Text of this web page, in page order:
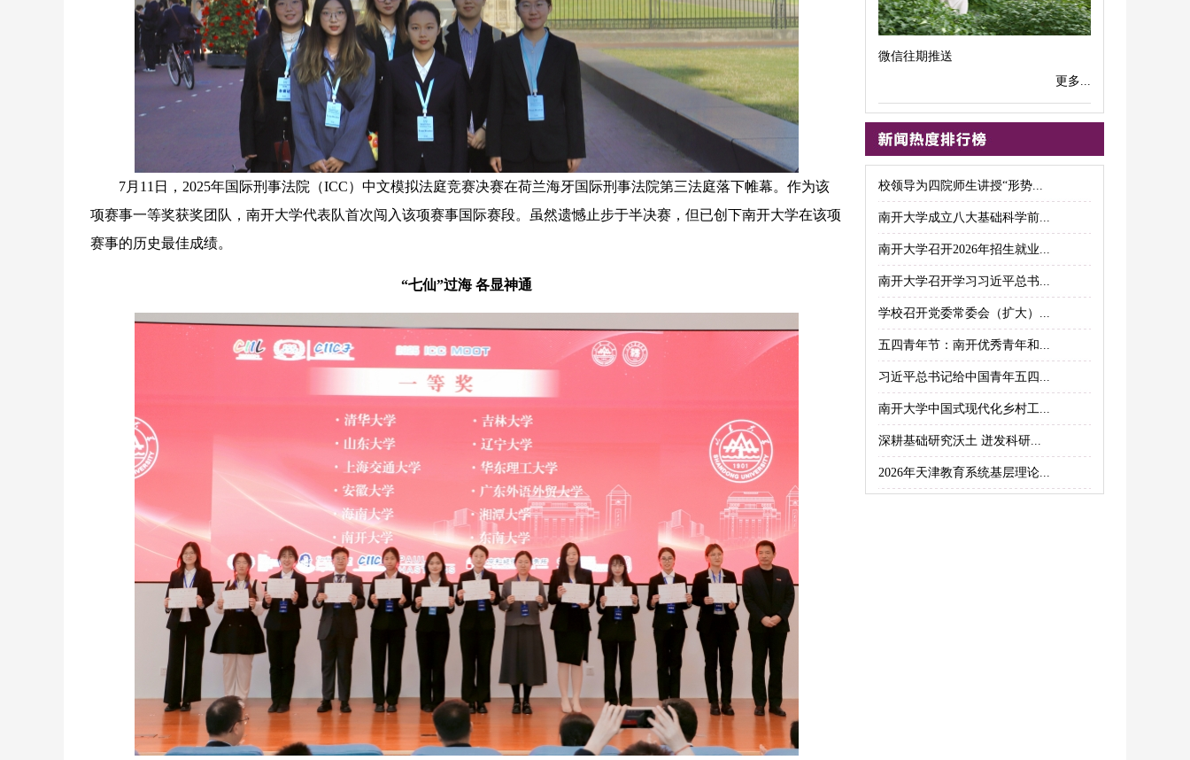
7月11日，2025年国际刑事法院（ICC）中文模拟法庭竞赛决赛在荷兰海牙国际刑事法院第三法庭落下帷幕。作为该
项赛事一等奖获奖团队，南开大学代表队首次闯入该项赛事国际赛段。虽然遗憾止步于半决赛，但已创下南开大学在该项
赛事的历史最佳成绩。
“七仙”过海 各显神通
微信往期推送
更多...
校领导为四院师生讲授“形势...
南开大学成立八大基础科学前...
南开大学召开2026年招生就业...
南开大学召开学习习近平总书...
学校召开党委常委会（扩大）...
五四青年节：南开优秀青年和...
习近平总书记给中国青年五四...
南开大学中国式现代化乡村工...
深耕基础研究沃土 迸发科研...
2026年天津教育系统基层理论...